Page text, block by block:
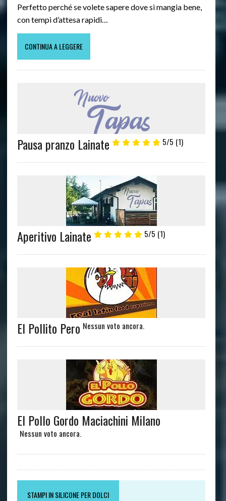
Perfetto perché se volete sapere dove si mangia bene,
con tempi d’attesa rapidi…
CONTINUA A LEGGERE
Pausa pranzo Lainate 5/5 (1)
Aperitivo Lainate 5/5 (1)
El Pollito Pero Nessun voto ancora.
El Pollo Gordo Maciachini Milano
Nessun voto ancora.
STAMPI IN SILICONE PER DOLCI